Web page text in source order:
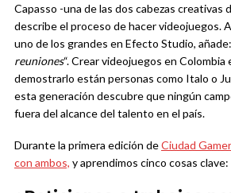
Capasso -una de las dos cabezas creativas
describe el proceso de hacer videojuegos.
uno de los grandes en Efecto Studio,
reuniones“. Crear videojuegos en Colombia
demostrarlo están personas como Italo o
esta generación descubre que ningún
fuera del alcance del talento en el país.
Durante la primera edición deCiudad
con ambos, y aprendimos cinco cosas clave: